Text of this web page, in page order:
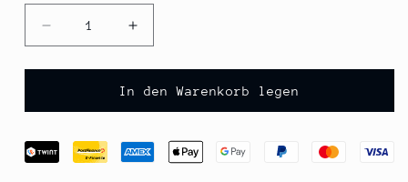
Verringere
die
Menge
Aprikosen-
Zentis,
3
Erhöhe
die
Menge
für
Aprikosen-
Zentis,
3
In den Warenkorb legen